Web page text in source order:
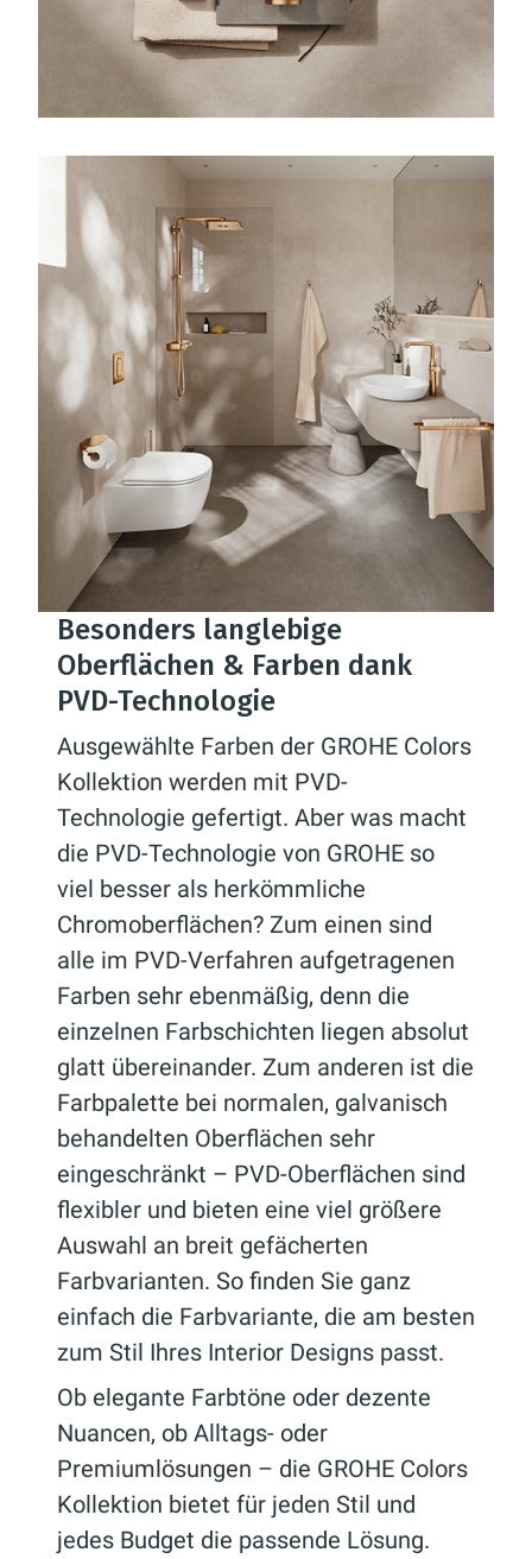
Besonders langlebige
Oberflächen & Farben dank
PVD-Technologie
Ausgewählte Farben der GROHE Colors
Kollektion werden mit PVD-
Technologie gefertigt. Aber was macht
die PVD-Technologie von GROHE so
viel besser als herkömmliche
Chromoberflächen? Zum einen sind
alle im PVD-Verfahren aufgetragenen
Farben sehr ebenmäßig, denn die
einzelnen Farbschichten liegen absolut
glatt übereinander. Zum anderen ist die
Farbpalette bei normalen, galvanisch
behandelten Oberflächen sehr
eingeschränkt – PVD-Oberflächen sind
flexibler und bieten eine viel größere
Auswahl an breit gefächerten
Farbvarianten. So finden Sie ganz
einfach die Farbvariante, die am besten
zum Stil Ihres Interior Designs passt.
Ob elegante Farbtöne oder dezente
Nuancen, ob Alltags- oder
Premiumlösungen – die GROHE Colors
Kollektion bietet für jeden Stil und
jedes Budget die passende Lösung.